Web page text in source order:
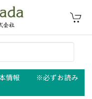
基本情報 ※必ずお読み